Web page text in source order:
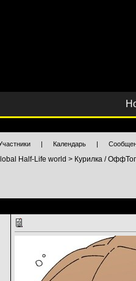
| Календарь |
Half-Life world > Курилка /